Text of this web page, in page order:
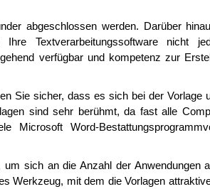
abgeschlossen werden. Darüber
Textverarbeitungssoftware nicht
verfügbar und kompetenz zur
Sie sicher, dass es sich bei der Vorlage
sind sehr berühmt, da fast alle
Microsoft Word-
um sich an die Anzahl der Anwendungen
Werkzeug, mit dem die Vorlagen